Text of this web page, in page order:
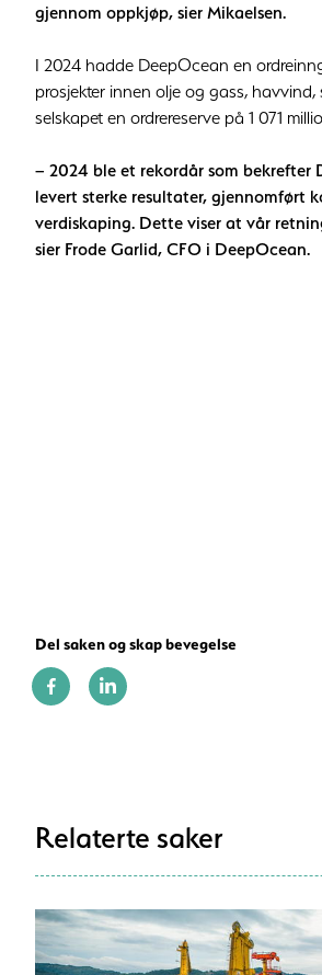
gjennom oppkjøp, sier Mikaelsen.
I 2024 hadde DeepOcean en
prosjekter innen olje og gass,
selskapet en ordrereserve på 1 071
– 2024 ble et rekordår som bekrefter
levert sterke resultater, gjennomført
verdiskaping. Dette viser at vår
sier Frode Garlid, CFO i DeepOcean.
Del saken og skap bevegelse
Relaterte saker